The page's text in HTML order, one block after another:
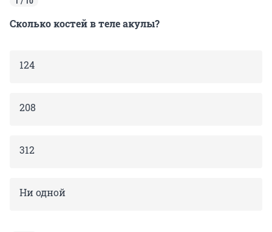
Сколько костей в теле акулы?
124
208
312
Ни одной